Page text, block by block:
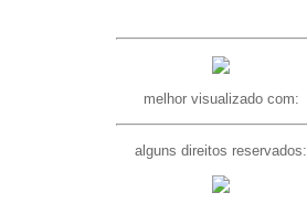
melhor visualizado com:
alguns direitos reservados: